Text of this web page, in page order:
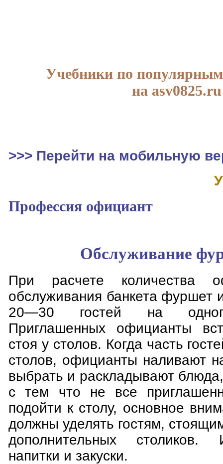
Учебники по
на asv0825.ru
>>> Перейти на мобильную
Профессия официант
Обслуживание
При расчете количества
обслуживания банкета фуршет
20—30 гостей на
Приглашенных официанты
стоя у столов. Когда часть
столов, официанты наливают
выбрать и раскладывают
с тем что не все
подойти к столу, основное
должны уделять гостям,
дополнительных столиков.
напитки и закуски.